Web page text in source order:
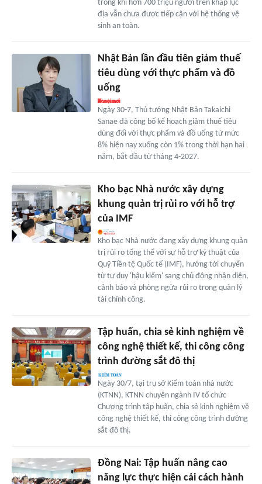
trong khi hơn 700 triệu người trên khắp lục
địa vẫn chưa được tiếp cận với hệ thống vệ
sinh an toàn.
Nhật Bản lần đầu tiên giảm thuế
tiêu dùng với thực phẩm và đồ
uống
Ngày 30-7, Thủ tướng Nhật Bản Takaichi
Sanae đã công bố kế hoạch giảm thuế tiêu
dùng đối với thực phẩm và đồ uống từ mức
8% hiện nay xuống còn 1% trong thời hạn hai
năm, bắt đầu từ tháng 4-2027.
Kho bạc Nhà nước xây dựng
khung quản trị rủi ro với hỗ trợ
của IMF
Kho bạc Nhà nước đang xây dựng khung quản
trị rủi ro tổng thể với sự hỗ trợ kỹ thuật của
Quỹ Tiền tệ Quốc tế (IMF), hướng tới chuyển
từ tư duy 'hậu kiểm' sang chủ động nhận diện,
cảnh báo và phòng ngừa rủi ro trong quản lý
tài chính công.
Tập huấn, chia sẻ kinh nghiệm về
công nghệ thiết kế, thi công công
trình đường sắt đô thị
Ngày 30/7, tại trụ sở Kiểm toán nhà nước
(KTNN), KTNN chuyên ngành IV tổ chức
Chương trình tập huấn, chia sẻ kinh nghiệm về
công nghệ thiết kế, thi công công trình đường
sắt đô thị.
Đồng Nai: Tập huấn nâng cao
năng lực thực hiện cải cách hành